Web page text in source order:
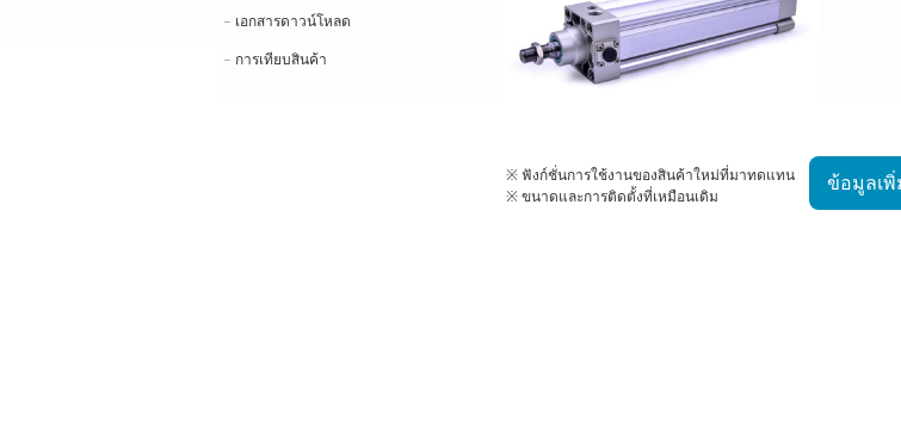
เอกสารดาวน์โหลด
การเทียบสินค้า
※ ฟังก์ชั่นการใช้งานของสินค้าใหม่ที่มาทดแทน
※ ขนาดและการติดตั้งที่เหมือนเดิม
ข้อมูลเพิ่